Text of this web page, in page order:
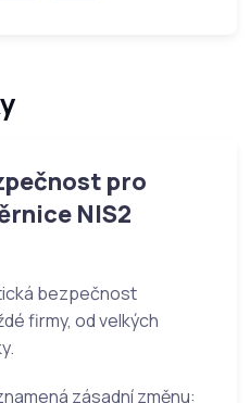
pro
NIS2
bezpečnost
firmy, od velkých
zásadní změnu: